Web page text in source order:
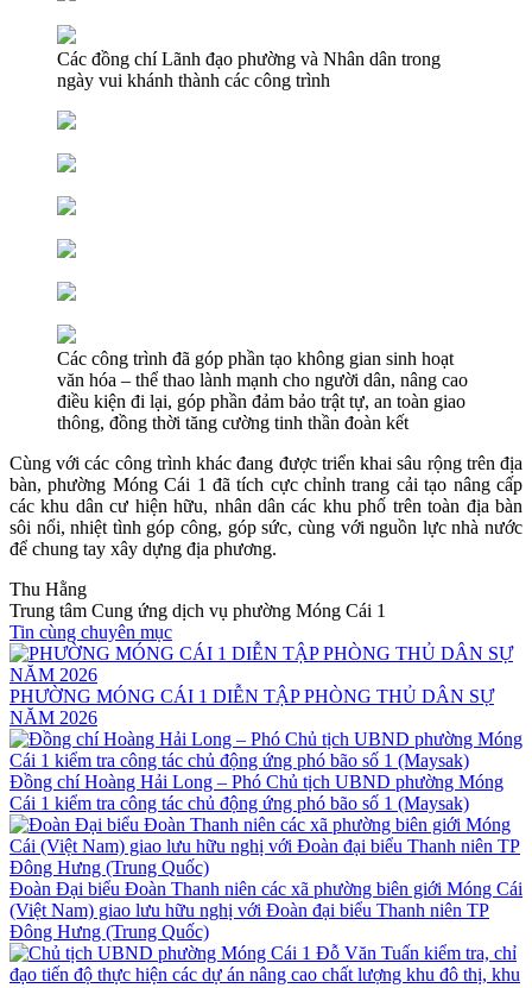
Các đồng chí Lãnh đạo phường và Nhân dân trong
ngày vui khánh thành các công trình
Các công trình đã góp phần tạo không gian sinh hoạt
văn hóa – thể thao lành mạnh cho người dân, nâng cao
điều kiện đi lại, góp phần đảm bảo trật tự, an toàn giao
thông, đồng thời tăng cường tinh thần đoàn kết
Cùng với các công trình khác đang được triển khai sâu rộng trên địa
bàn, phường Móng Cái 1 đã tích cực chỉnh trang cải tạo nâng cấp
các khu dân cư hiện hữu, nhân dân các khu phố trên toàn địa bàn
sôi nổi, nhiệt tình góp công, góp sức, cùng với nguồn lực nhà nước
để chung tay xây dựng địa phương.
Thu Hằng
Trung tâm Cung ứng dịch vụ phường Móng Cái 1
Tin cùng chuyên mục
PHƯỜNG MÓNG CÁI 1 DIỄN TẬP PHÒNG THỦ DÂN SỰ
NĂM 2026
Đồng chí Hoàng Hải Long – Phó Chủ tịch UBND phường Móng
Cái 1 kiểm tra công tác chủ động ứng phó bão số 1 (Maysak)
Đoàn Đại biểu Đoàn Thanh niên các xã phường biên giới Móng Cái
(Việt Nam) giao lưu hữu nghị với Đoàn đại biểu Thanh niên TP
Đông Hưng (Trung Quốc)